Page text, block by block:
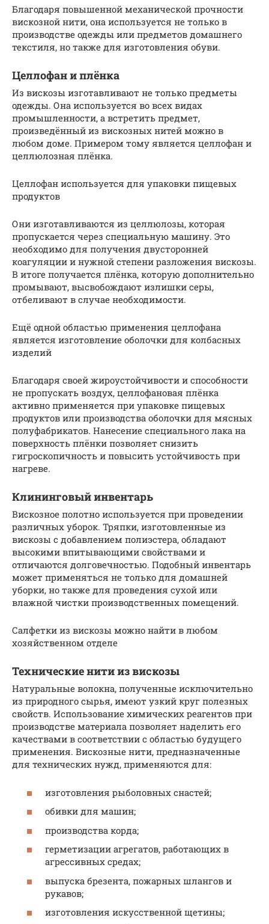
Благодаря повышенной механической прочности
вискозной нити, она используется не только в
производстве одежды или предметов домашнего
текстиля, но также для изготовления обуви.
Целлофан и плёнка
Из вискозы изготавливают не только предметы
одежды. Она используется во всех видах
промышленности, а встретить предмет,
произведённый из вискозных нитей можно в
любом доме. Примером тому является целлофан и
целлюлозная плёнка.
Целлофан используется для упаковки пищевых
продуктов
Они изготавливаются из целлюлозы, которая
пропускается через специальную машину. Это
необходимо для получения двусторонней
коагуляции и нужной степени разложения вискозы.
В итоге получается плёнка, которую дополнительно
промывают, высвобождают излишки серы,
отбеливают в случае необходимости.
Ещё одной областью применения целлофана
является изготовление оболочки для колбасных
изделий
Благодаря своей жироустойчивости и способности
не пропускать воздух, целлофановая плёнка
активно применяется при упаковке пищевых
продуктов или производства оболочки для мясных
полуфабрикатов. Нанесение специального лака на
поверхность плёнки позволяет снизить
гигроскопичность и повысить устойчивость при
нагреве.
Клининговый инвентарь
Вискозное полотно используется при проведении
различных уборок. Тряпки, изготовленные из
вискозы с добавлением полиэстера, обладают
высокими впитывающими свойствами и
отличаются долговечностью. Подобный инвентарь
может применяться не только для домашней
уборки, но также для проведения сухой или
влажной чистки производственных помещений.
Салфетки из вискозы можно найти в любом
хозяйственном отделе
Технические нити из вискозы
Натуральные волокна, полученные исключительно
из природного сырья, имеют узкий круг полезных
свойств. Использование химических реагентов при
производстве материала позволяет наделить его
качествами в соответствии с областью будущего
применения. Вискозные нити, предназначенные
для технических нужд, применяются для:
изготовления рыболовных снастей;
обивки для машин;
производства корда;
герметизации агрегатов, работающих в
агрессивных средах;
выпуска брезента, пожарных шлангов и
рукавов;
изготовления искусственной щетины;